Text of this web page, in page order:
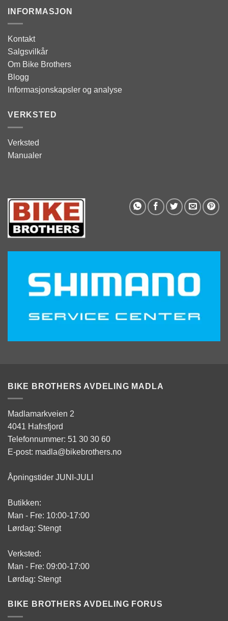
INFORMASJON
Kontakt
Salgsvilkår
Om Bike Brothers
Blogg
Informasjonskapsler og analyse
VERKSTED
Verksted
Manualer
BIKE BROTHERS AVDELING MADLA
Madlamarkveien 2
4041 Hafrsfjord
Telefonnummer: 51 30 30 60
E-post: madla@bikebrothers.no
Åpningstider JUNI-JULI
Butikken:
Man - Fre: 10:00-17:00
Lørdag: Stengt
Verksted:
Man - Fre: 09:00-17:00
Lørdag: Stengt
BIKE BROTHERS AVDELING FORUS